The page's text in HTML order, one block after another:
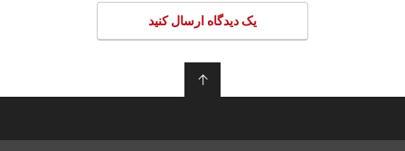
یک دیدگاه ارسال کنید
↑